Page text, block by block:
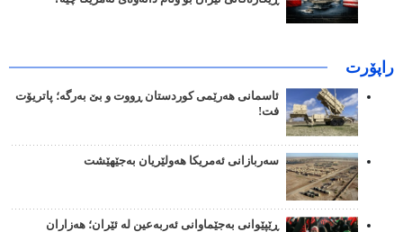
راپۆرت
ئاسمانی هەرێمی کوردستان ڕووت و بێ بەرگە؛ پاتریۆت
فت!
سەربازانی ئەمریکا هەولێریان بەجێهێشت
ڕێپێوانی بەجێماوانی ئەربەعین لە ئێران؛ هەزاران